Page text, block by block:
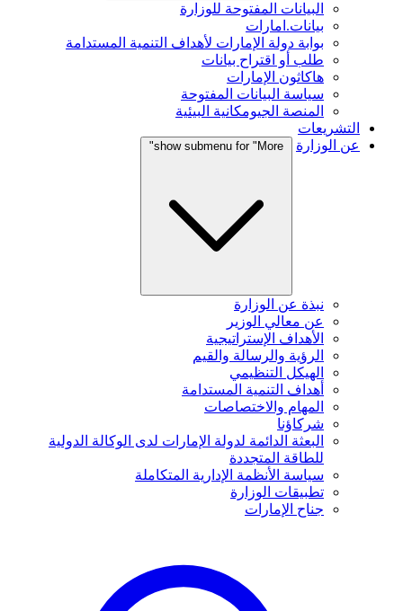
البيانات المفتوحة للوزارة
بيانات.امارات
بوابة دولة الإمارات لأهداف التنمية المستدامة
طلب أو اقتراح بيانات
هاكاثون الإمارات
سياسة البيانات المفتوحة
المنصة الجيومكانية البيئية
التشريعات
عن الوزارة
show submenu for "More"
نبذة عن الوزارة
عن معالي الوزير
الأهداف الإستراتيجية
الرؤية والرسالة والقيم
الهيكل التنظيمي
أهداف التنمية المستدامة
المهام والاختصاصات
شركاؤنا
البعثة الدائمة لدولة الإمارات لدى الوكالة الدولية
للطاقة المتجددة
سياسة الأنظمة الإدارية المتكاملة
تطبيقات الوزارة
جناح الإمارات